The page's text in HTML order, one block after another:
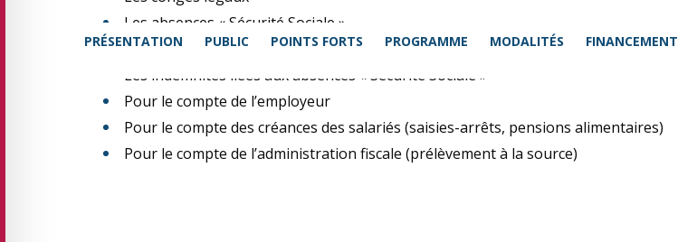
PRÉSENTATION PUBLIC POINTS FORTS PROGRAMME MODALITÉS FINANCEMENT
Les absences « Sécurité Sociale »
Les autres absences
Les indemnités liées aux absences « Sécurité Sociale »
Pour le compte de l’employeur
Pour le compte des créances des salariés (saisies-arrêts, pensions alimentaires)
Pour le compte de l’administration fiscale (prélèvement à la source)